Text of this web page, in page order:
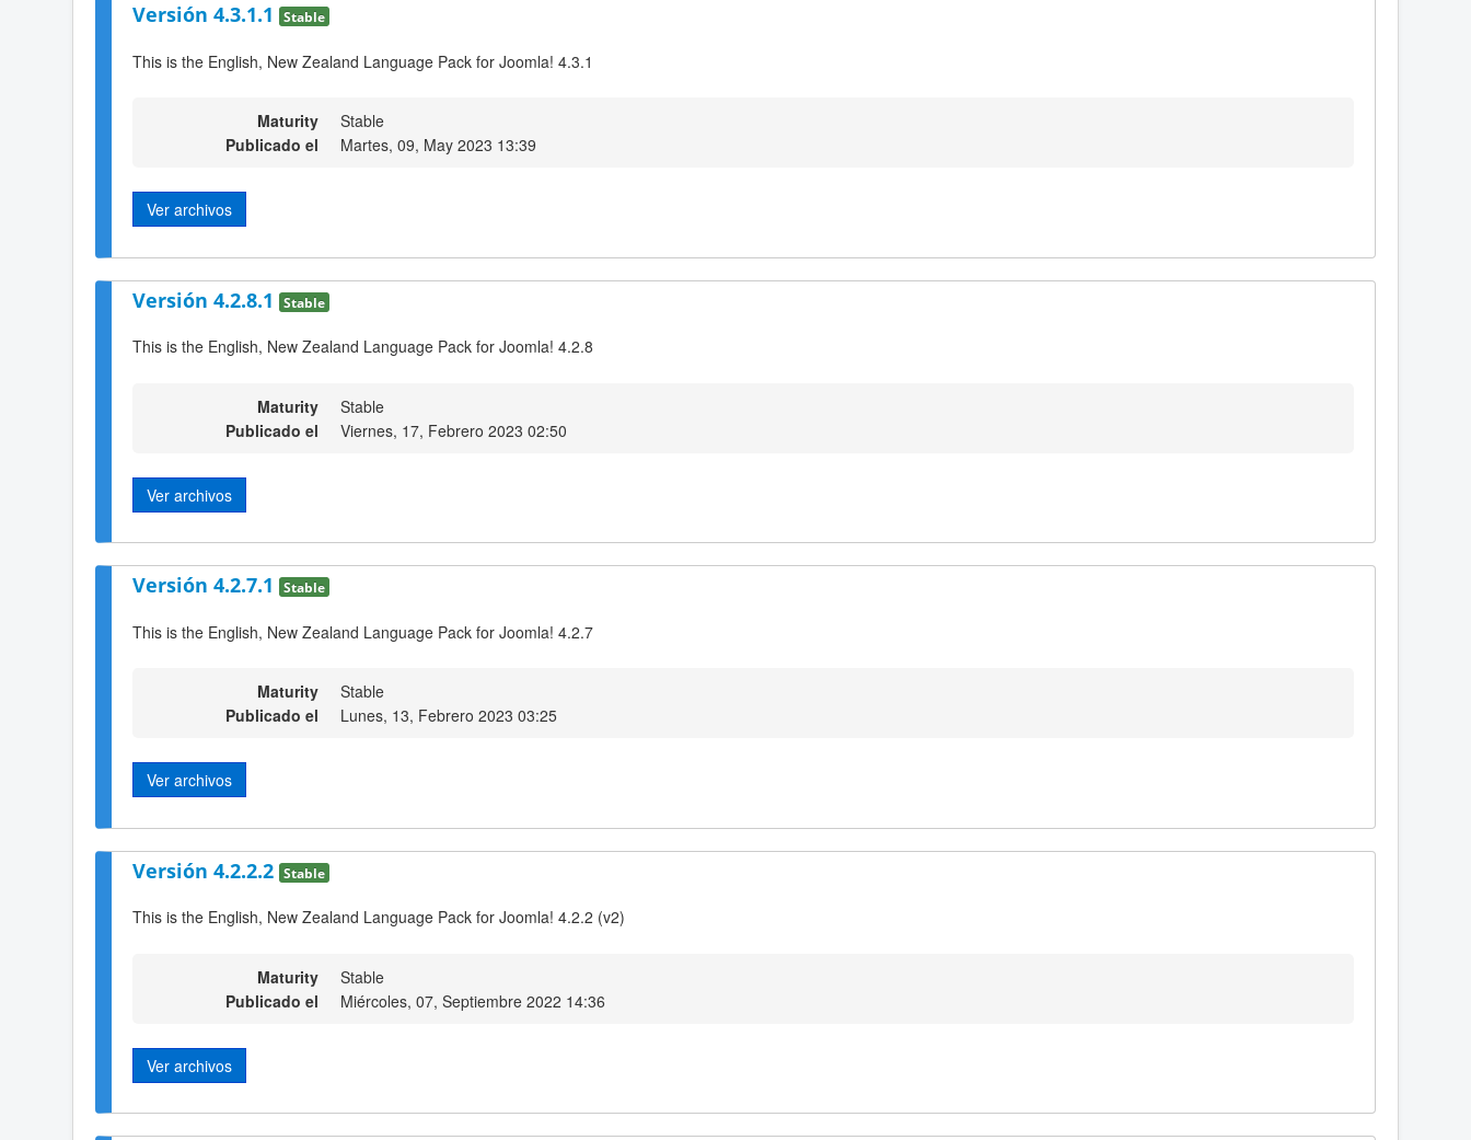
Versión 4.3.1.1 Stable
This is the English, New Zealand Language Pack for Joomla! 4.3.1
Maturity
Stable
Publicado el
Martes, 09, May 2023 13:39
Ver archivos
Versión 4.2.8.1 Stable
This is the English, New Zealand Language Pack for Joomla! 4.2.8
Maturity
Stable
Publicado el
Viernes, 17, Febrero 2023 02:50
Ver archivos
Versión 4.2.7.1 Stable
This is the English, New Zealand Language Pack for Joomla! 4.2.7
Maturity
Stable
Publicado el
Lunes, 13, Febrero 2023 03:25
Ver archivos
Versión 4.2.2.2 Stable
This is the English, New Zealand Language Pack for Joomla! 4.2.2 (v2)
Maturity
Stable
Publicado el
Miércoles, 07, Septiembre 2022 14:36
Ver archivos